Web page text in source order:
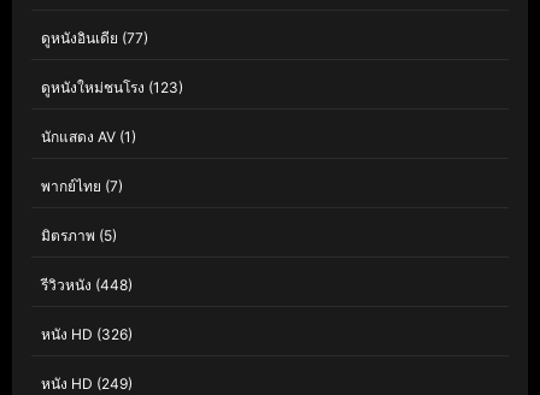
ดูหนังอินเดีย (77)
ดูหนังใหม่ชนโรง (123)
นักแสดง AV (1)
พากย์ไทย (7)
มิตรภาพ (5)
รีวิวหนัง (448)
หนัง HD (326)
หนัง HD (249)